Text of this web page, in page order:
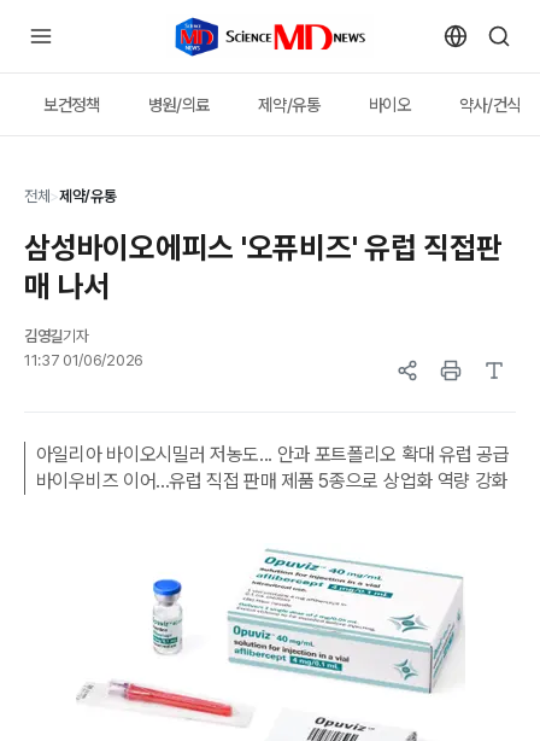
보건정책 병원/의료 제약/유통 바이오 약사/건식
전체 >제약/유통
삼성바이오에피스 '오퓨비즈' 유럽 직접판
매 나서
김영길기자
11:37 01/06/2026
아일리아 바이오시밀러 저농도... 안과 포트폴리오 확대 유럽 공급
바이우비즈 이어...유럽 직접 판매 제품 5종으로 상업화 역량 강화